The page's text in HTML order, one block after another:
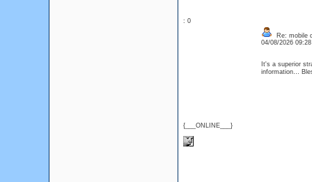
: 0
{___ONLINE___}
Re: mobile
04/08/2026
It's a superior
information…